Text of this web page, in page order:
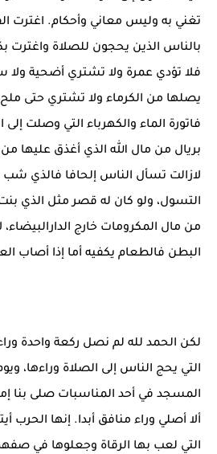
تغني به وليس معاني وأحكام. اغترت
بالناس الذين يحجون للصلاة واغترت
فلا تؤدي عمرة ولا تشتري أضحية ولا
يصلها من الكرماء ولا تشتري حتى ملح
فاتورة الماء والكهرباء التي وصلت
بريال من مال الله الذي أغذق عليها
لازالت تسأل الناس إلحافا فالذي
التسول، ولو كان له قصر مثل الذي
من مال المكرومات خارج الدارالبيضاء،
البطن فالطعام يكفيه أما إذا أصاب
لكن الحمد لله لم نصل ركعة واحدة
التي يحج الناس إلى الصلاة وراءها،
المسجد في أحد المناسبات صلى بنا
ألا أصلي وراء منافق أبدا. إنها الحرب
التي لعب بها الرقاة وجعلوها في